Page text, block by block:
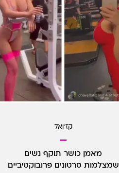
קז'ואל
מאמן כושר תוקף נשים
שמצלמות סרטונים פרובוקטיביים